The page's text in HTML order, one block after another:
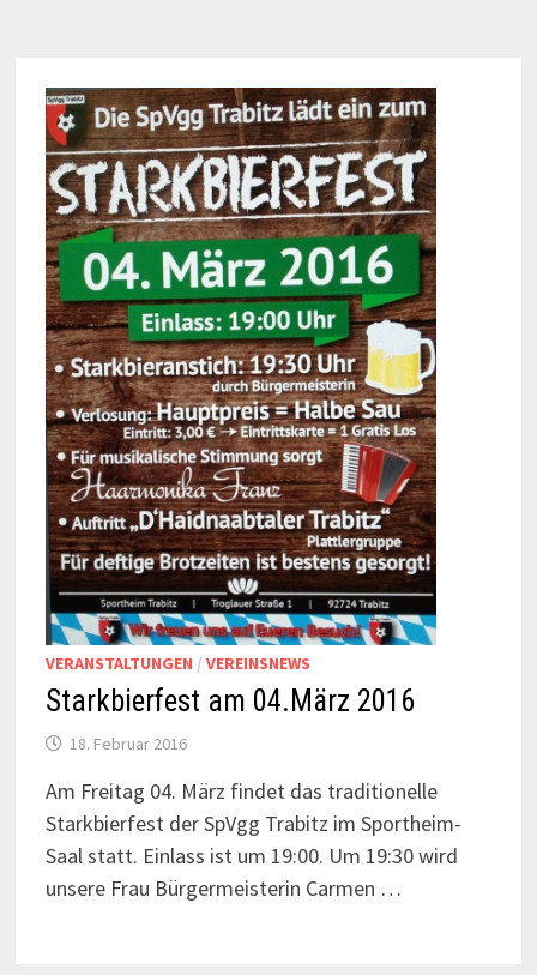
VERANSTALTUNGEN / VEREINSNEWS
Starkbierfest am 04.März 2016
18. Februar 2016
Am Freitag 04. März findet das traditionelle
Starkbierfest der SpVgg Trabitz im Sportheim-
Saal statt. Einlass ist um 19:00. Um 19:30 wird
unsere Frau Bürgermeisterin Carmen …